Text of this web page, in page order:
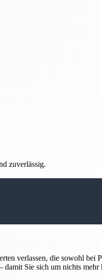
zuverlässig.
verlassen, die sowohl bei
Sie sich um nichts mehr